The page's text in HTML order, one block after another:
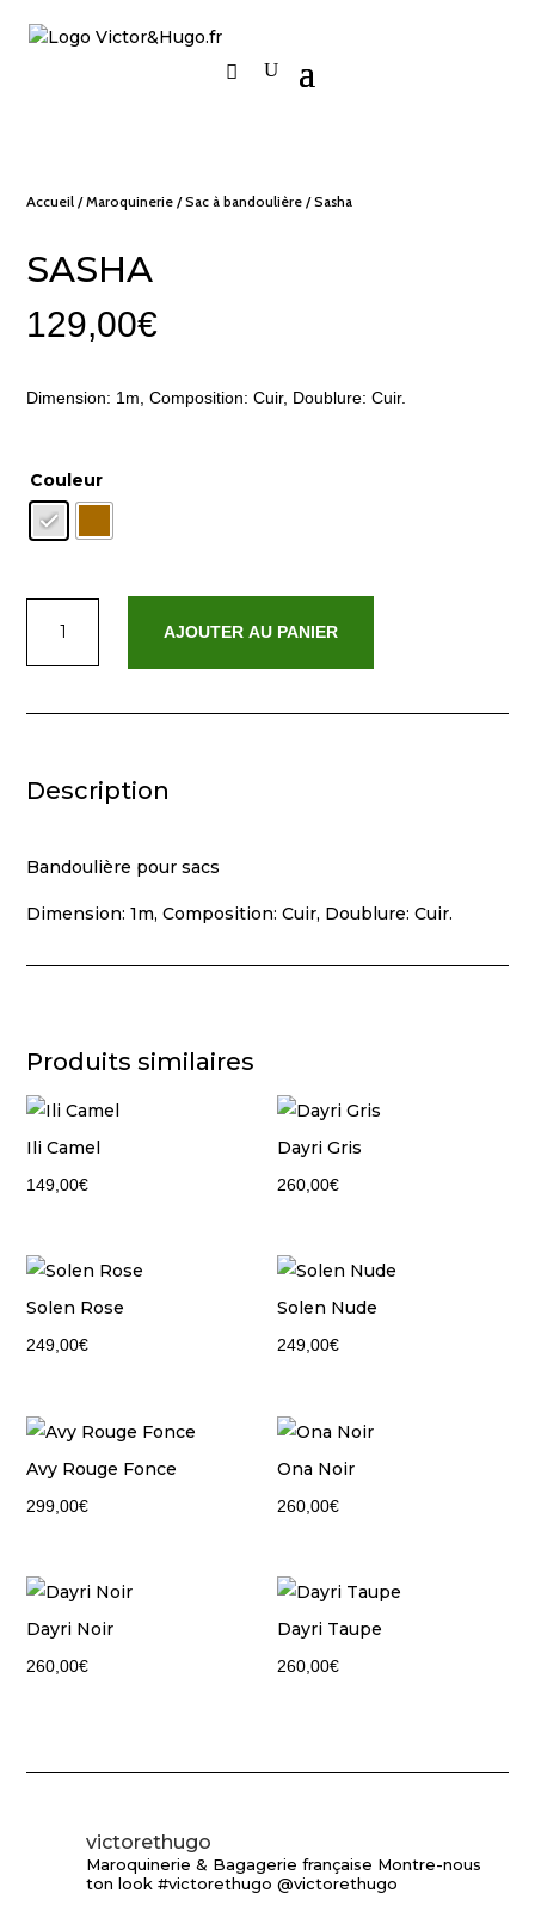
Accueil /Maroquinerie /Sac à bandoulière / Sasha
SASHA
129,00€
Dimension: 1m, Composition: Cuir, Doublure: Cuir.
Couleur
Sasha
AJOUTER AU PANIER
Description
Bandoulière pour sacs
Dimension: 1m, Composition: Cuir, Doublure: Cuir.
Produits similaires
Ili Camel
149,00€
Dayri Gris
260,00€
Solen Rose
249,00€
Solen Nude
249,00€
Avy Rouge Fonce
299,00€
Ona Noir
260,00€
Dayri Noir
260,00€
Dayri Taupe
260,00€
victorethugo
Maroquinerie & Bagagerie française Montre-nous
ton look #victorethugo @victorethugo